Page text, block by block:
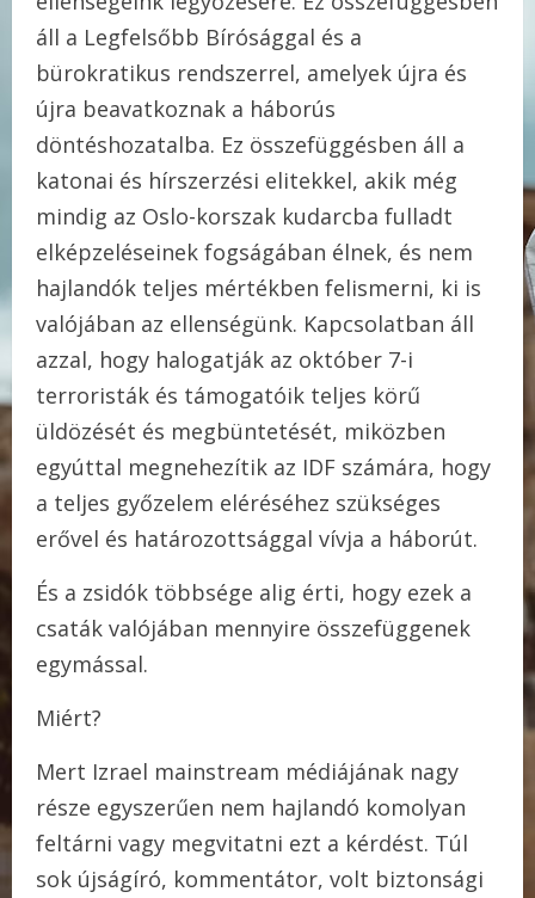
áll a Legfelsőbb Bírósággal és a
bürokratikus rendszerrel, amelyek újra és
újra beavatkoznak a háborús
döntéshozatalba. Ez összefüggésben áll a
katonai és hírszerzési elitekkel, akik még
mindig az Oslo-korszak kudarcba fulladt
elképzeléseinek fogságában élnek, és nem
hajlandók teljes mértékben felismerni, ki is
valójában az ellenségünk. Kapcsolatban áll
azzal, hogy halogatják az október 7-i
terroristák és támogatóik teljes körű
üldözését és megbüntetését, miközben
egyúttal megnehezítik az IDF számára, hogy
a teljes győzelem eléréséhez szükséges
erővel és határozottsággal vívja a háborút.
És a zsidók többsége alig érti, hogy ezek a
csaták valójában mennyire összefüggenek
egymással.
Miért?
Mert Izrael mainstream médiájának nagy
része egyszerűen nem hajlandó komolyan
feltárni vagy megvitatni ezt a kérdést. Túl
sok újságíró, kommentátor, volt biztonsági